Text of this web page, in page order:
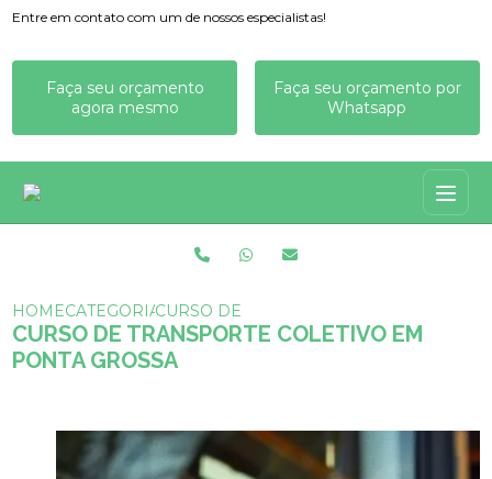
Entre em contato com um de nossos especialistas!
Faça seu orçamento
agora mesmo
Faça seu orçamento por
Whatsapp
HOMECATEGORIASCURSO DE TRANSPORTE COLETIVO EM
CURSO DE TRANSPORTE COLETIVO EM
PONTA GROSSA